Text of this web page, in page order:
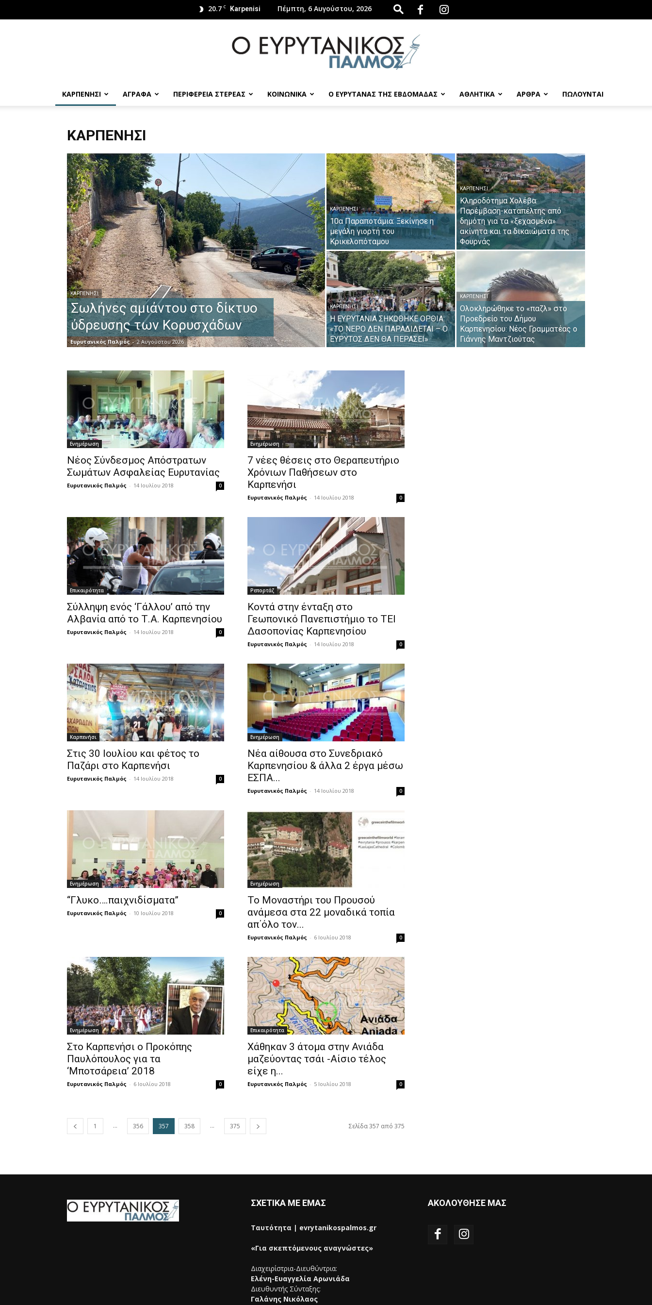
20.7 C Karpenisi Πέμπτη, 6 Αυγούστου, 2026
ΚΑΡΠΕΝΗΣΙ ΑΓΡΑΦΑ ΠΕΡΙΦΕΡΕΙΑ ΣΤΕΡΕΑΣ ΚΟΙΝΩΝΙΚΑ Ο ΕΥΡΥΤΑΝΑΣ ΤΗΣ ΕΒΔΟΜΑΔΑΣ ΑΘΛΗΤΙΚΑ ΑΡΘΡΑ ΠΩΛΟΎΝΤΑΙ
ΚΑΡΠΕΝΉΣΙ
ΚΑΡΠΕΝΉΣΙ
Σωλήνες αμιάντου στο δίκτυο
ύδρευσης των Κορυσχάδων
Ευρυτανικός Παλμός - 2 Αυγούστου 2026
ΚΑΡΠΕΝΉΣΙ
10α Παραποτάμια: Ξεκίνησε η
μεγάλη γιορτή του
Κρικελοπόταμου
ΚΑΡΠΕΝΉΣΙ
Κληροδότημα Χολέβα:
Παρέμβαση-καταπέλτης από
δημότη για τα «ξεχασμένα»
ακίνητα και τα δικαιώματα της
Φουρνάς
ΚΑΡΠΕΝΉΣΙ
Η ΕΥΡΥΤΑΝΙΑ ΣΗΚΩΘΗΚΕ ΟΡΘΙΑ:
«ΤΟ ΝΕΡΟ ΔΕΝ ΠΑΡΑΔΙΔΕΤΑΙ – Ο
ΕΥΡΥΤΟΣ ΔΕΝ ΘΑ ΠΕΡΑΣΕΙ»
ΚΑΡΠΕΝΉΣΙ
Ολοκληρώθηκε το «παζλ» στο
Προεδρείο του Δήμου
Καρπενησίου: Νέος Γραμματέας ο
Γιάννης Μαντζιούτας
Ενημέρωση
Νέος Σύνδεσμος Απόστρατων
Σωμάτων Ασφαλείας Ευρυτανίας
Ευρυτανικός Παλμός - 14 Ιουλίου 2018 0
Ενημέρωση
7 νέες θέσεις στο Θεραπευτήριο
Χρόνιων Παθήσεων στο
Καρπενήσι
Ευρυτανικός Παλμός - 14 Ιουλίου 2018 0
Επικαιρότητα
Σύλληψη ενός ‘Γάλλου’ από την
Αλβανία από το Τ.Α. Καρπενησίου
Ευρυτανικός Παλμός - 14 Ιουλίου 2018 0
Ρεπορτάζ
Κοντά στην ένταξη στο
Γεωπονικό Πανεπιστήμιο το ΤΕΙ
Δασοπονίας Καρπενησίου
Ευρυτανικός Παλμός - 14 Ιουλίου 2018 0
Καρπενήσι
Στις 30 Ιουλίου και φέτος το
Παζάρι στο Καρπενήσι
Ευρυτανικός Παλμός - 14 Ιουλίου 2018 0
Ενημέρωση
Νέα αίθουσα στο Συνεδριακό
Καρπενησίου & άλλα 2 έργα μέσω
ΕΣΠΑ...
Ευρυτανικός Παλμός - 14 Ιουλίου 2018 0
Ενημέρωση
‘‘Γλυκο….παιχνιδίσματα’’
Ευρυτανικός Παλμός - 10 Ιουλίου 2018 0
Ενημέρωση
Το Μοναστήρι του Προυσού
ανάμεσα στα 22 μοναδικά τοπία
απ΄όλο τον...
Ευρυτανικός Παλμός - 6 Ιουλίου 2018 0
Ενημέρωση
Στο Καρπενήσι ο Προκόπης
Παυλόπουλος για τα
‘Μποτσάρεια’ 2018
Ευρυτανικός Παλμός - 6 Ιουλίου 2018 0
Επικαιρότητα
Χάθηκαν 3 άτομα στην Ανιάδα
μαζεύοντας τσάι -Αίσιο τέλος
είχε η...
Ευρυτανικός Παλμός - 5 Ιουλίου 2018 0
1 ... 356 357 358 ... 375 Σελίδα 357 από 375
ΣΧΕΤΙΚΑ ΜΕ ΕΜΑΣ
Ταυτότητα | evrytanikospalmos.gr
«Για σκεπτόμενους αναγνώστες»
Διαχειρίστρια-Διευθύντρια:
Ελένη-Ευαγγελία Αρωνιάδα
Διευθυντής Σύνταξης:
Γαλάνης Νικόλαος
ΑΚΟΛΟΥΘΗΣΕ ΜΑΣ